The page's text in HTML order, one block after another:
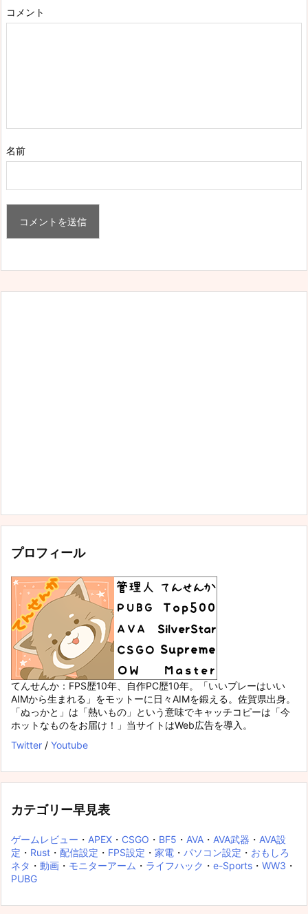
コメント
名前
プロフィール
てんせんか：FPS歴10年、自作PC歴10年。「いいプレーはいい
AIMから生まれる」をモットーに日々AIMを鍛える。佐賀県出身。
「ぬっかと」は「熱いもの」という意味でキャッチコピーは「今
ホットなものをお届け！」当サイトはWeb広告を導入。
Twitter / Youtube
カテゴリー早見表
ゲームレビュー ・ APEX ・ CSGO ・ BF5 ・ AVA ・ AVA武器 ・ AVA設
定 ・ Rust ・ 配信設定 ・ FPS設定 ・ 家電 ・ パソコン設定 ・ おもしろ
ネタ ・ 動画 ・ モニターアーム ・ ライフハック ・ e-Sports ・ WW3 ・
PUBG